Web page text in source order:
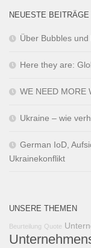
NEUESTE BEITRÄGE
Über Bubbles und
Here they are:
WE NEED MORE
Ukraine – wie
German IoD,
Ukrainekonflikt
UNSERE THEMEN
Beurteilung Quote